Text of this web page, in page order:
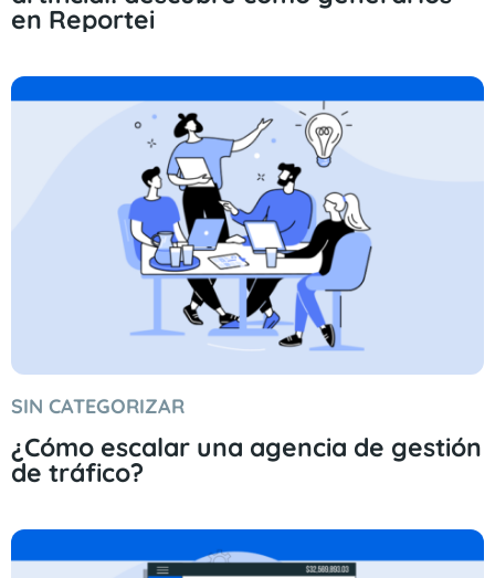
en Reportei
SIN CATEGORIZAR
¿Cómo escalar una agencia de gestión
de tráfico?